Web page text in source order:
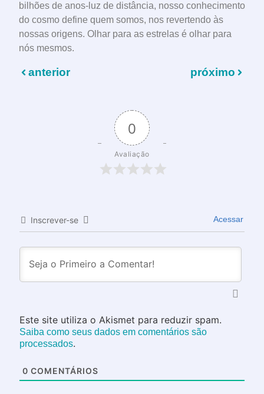
bilhões de anos-luz de distância, nosso conhecimento
do cosmo define quem somos, nos revertendo às
nossas origens. Olhar para as estrelas é olhar para
nós mesmos.
anterior próximo
0
Avaliação
Inscrever-se Acessar
Este site utiliza o Akismet para reduzir spam.
Saiba como seus dados em comentários são
processados.
0 COMENTÁRIOS